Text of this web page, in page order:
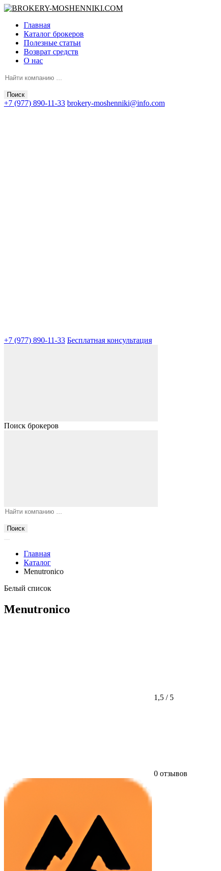
Главная
Каталог брокеров
Полезные статьи
Возврат средств
О нас
Поиск
+7 (977) 890-11-33 brokery-moshenniki@info.com
+7 (977) 890-11-33 Бесплатная консультация
Поиск брокеров
Поиск
Главная
Каталог
Menutronico
Белый список
Menutronico
1,5 / 5
0 отзывов